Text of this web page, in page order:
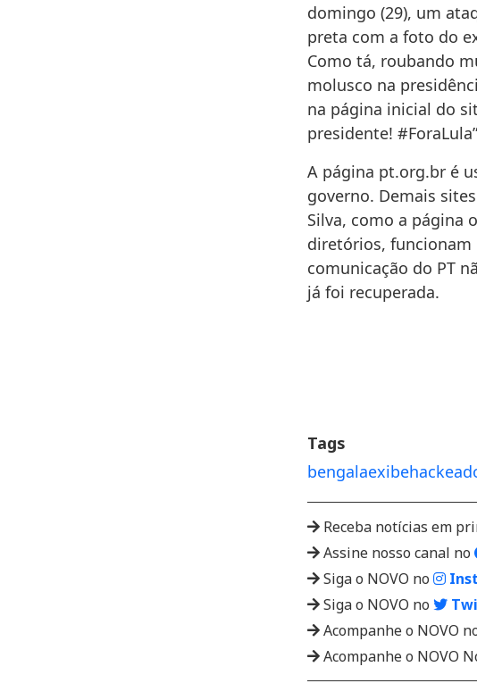
domingo (29), um
preta com a foto do
Como tá, roubando
molusco na
na página inicial do
presidente!
A página pt.org.br é
governo. Demais
Silva, como a página
diretórios,
comunicação do PT
já foi recuperada.
Tags
bengalaexibe
Receba notícias em
Assine nosso canal no
Siga o NOVO no
Siga o NOVO no
Acompanhe o NOVO
Acompanhe o NOVO